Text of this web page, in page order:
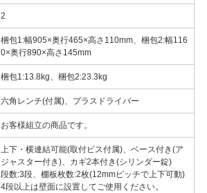
2
梱包1:幅905×奥行465×高さ110mm、梱包2:幅116
0×奥行890×高さ145mm
梱包1:13.8kg、梱包2:23.3kg
六角レンチ(付属)、プラスドライバー
お客様組立の商品です。
上下・横連結可能(取付ビス付属)、ベース付き(ア
ジャスター付き)、カギ2本付き(シリンダー錠)
段数:3段、棚板枚数:2枚(12mmピッチで上下可動)
4段以上は壁面に設置してご使用ください。